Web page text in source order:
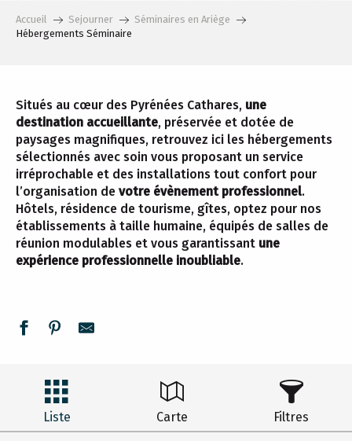
Accueil Sejourner
Séminaires en Ariège
Hébergements Séminaire
Situés au cœur des Pyrénées Cathares, une
destination accueillante, préservée et dotée de
paysages magnifiques, retrouvez ici les hébergements
sélectionnés avec soin vous proposant un service
irréprochable et des installations tout confort pour
l’organisation de votre évènement professionnel.
Hôtels, résidence de tourisme, gîtes, optez pour nos
établissements à taille humaine, équipés de salles de
réunion modulables et vous garantissant une
expérience professionnelle inoubliable.
Liste Carte Filtres